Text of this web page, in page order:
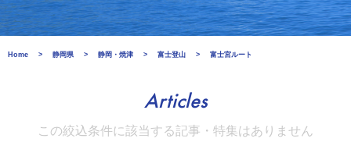
Home 静岡県 静岡・焼津 富士登山 富士宮ルート
Articles
この絞込条件に該当する記事・特集はありません